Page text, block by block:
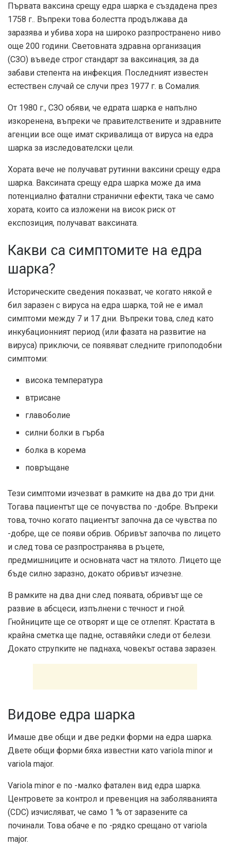
Първата ваксина срещу едра шарка е създадена през
1758 г.. Въпреки това болестта продължава да
заразява и убива хора на широко разпространено ниво
още 200 години. Световната здравна организация
(СЗО) въведе строг стандарт за ваксинация, за да
забави степента на инфекция. Последният известен
естествен случай се случи през 1977 г. в Сомалия.
От 1980 г., СЗО обяви, че едрата шарка е напълно
изкоренена, въпреки че правителствените и здравните
агенции все още имат скривалища от вируса на едра
шарка за изследователски цели.
Хората вече не получават рутинни ваксини срещу едра
шарка. Ваксината срещу едра шарка може да има
потенциално фатални странични ефекти, така че само
хората, които са изложени на висок риск от
експозиция, получават ваксината.
Какви са симптомите на едра
шарка?
Историческите сведения показват, че когато някой е
бил заразен с вируса на едра шарка, той не е имал
симптоми между 7 и 17 дни. Въпреки това, след като
инкубационният период (или фазата на развитие на
вируса) приключи, се появяват следните грипоподобни
симптоми:
висока температура
втрисане
главоболие
силни болки в гърба
болка в корема
повръщане
Тези симптоми изчезват в рамките на два до три дни.
Тогава пациентът ще се почувства по -добре. Въпреки
това, точно когато пациентът започна да се чувства по
-добре, ще се появи обрив. Обривът започва по лицето
и след това се разпространява в ръцете,
предмишниците и основната част на тялото. Лицето ще
бъде силно заразно, докато обривът изчезне.
В рамките на два дни след появата, обривът ще се
развие в абсцеси, изпълнени с течност и гной.
Гнойниците ще се отворят и ще се отлепят. Крастата в
крайна сметка ще падне, оставяйки следи от белези.
Докато струпките не паднаха, човекът остава заразен.
Видове едра шарка
Имаше две общи и две редки форми на едра шарка.
Двете общи форми бяха известни като variola minor и
variola major.
Variola minor е по -малко фатален вид едра шарка.
Центровете за контрол и превенция на заболяванията
(CDC) изчисляват, че само 1 % от заразените са
починали. Това обаче е по -рядко срещано от variola
major.